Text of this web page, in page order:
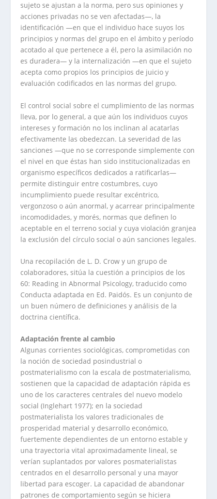
sujeto se ajustan a la norma, pero sus opiniones y
acciones privadas no se ven afectadas—, la
identificación —en que el individuo hace suyos los
principios y normas del grupo en el ámbito y período
acotado al que pertenece a él, pero la asimilación no
es duradera— y la internalización —en que el sujeto
acepta como propios los principios de juicio y
evaluación codificados en las normas del grupo.
El control social sobre el cumplimiento de las normas
lleva, por lo general, a que aún los individuos cuyos
intereses y formación no los inclinan al acatarlas
efectivamente las obedezcan. La severidad de las
sanciones —que no se corresponde simplemente con
el nivel en que éstas han sido institucionalizadas en
organismo específicos dedicados a ratificarlas—
permite distinguir entre costumbres, cuyo
incumplimiento puede resultar excéntrico,
vergonzoso o aún anormal, y acarrear principalmente
incomodidades, y morés, normas que definen lo
aceptable en el terreno social y cuya violación granjea
la exclusión del círculo social o aún sanciones legales.
Una recopilación de L. D. Crow y un grupo de
colaboradores, sitúa la cuestión a principios de los
60: Reading in Abnormal Psicology, traducido como
Conducta adaptada en Ed. Paidós. Es un conjunto de
un buen número de definiciones y análisis de la
doctrina científica.
Adaptación frente al cambio
Algunas corrientes sociológicas, comprometidas con
la noción de sociedad posindustrial o
postmaterialismo con la escala de postmaterialismo,
sostienen que la capacidad de adaptación rápida es
uno de los caracteres centrales del nuevo modelo
social (Inglehart 1977); en la sociedad
postmaterialista los valores tradicionales de
prosperidad material y desarrollo económico,
fuertemente dependientes de un entorno estable y
una trayectoria vital aproximadamente lineal, se
verían suplantados por valores posmaterialistas
centrados en el desarrollo personal y una mayor
libertad para escoger. La capacidad de abandonar
patrones de comportamiento según se hiciera